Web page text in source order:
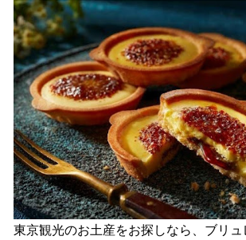
東京観光のお土産をお探しなら、ブリ